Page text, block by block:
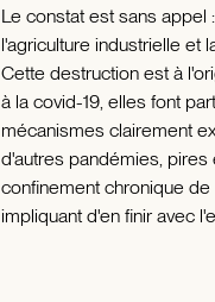
Le constat est sans appel
l'agriculture industrielle et
Cette destruction est à
à la covid-19, elles font
mécanismes clairement
d'autres pandémies, pires
confinement chronique
impliquant d'en finir avec